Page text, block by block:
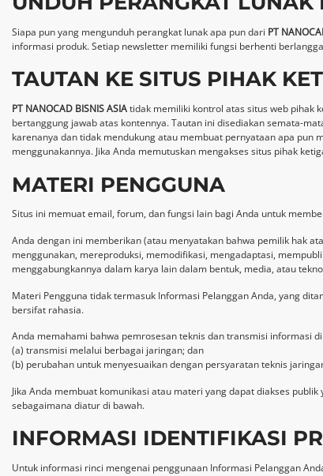
Siapa pun yang mengunduh perangkat lunak apa pun dari PT
informasi produk. Setiap newsletter memiliki fungsi berhenti
TAUTAN KE SITUS PIHAK
PT NANOCAD BISNIS ASIAtidak memiliki kontrol atas situs web pihak
bertanggung jawab atas kontennya. Tautan ini disediakan semata-
karenanya dan tidak mendukung atau membuat pernyataan apa
menggunakannya. Jika Anda memutuskan mengakses situs pihak
MATERI PENGGUNA
Situs ini memuat email, forum, dan fungsi lain bagi Anda untuk
Anda dengan ini memberikan (atau menyatakan bahwa pemilik hak
menggunakan, mereproduksi, memodifikasi, mengadaptasi,
menggabungkannya dalam karya lain dalam bentuk, media, atau
Materi Pengguna tidak termasuk Informasi Pelanggan Anda, yang
bersifat rahasia.
Anda memahami bahwa pemrosesan teknis dan transmisi informasi
(a) transmisi melalui berbagai jaringan; dan
(b) perubahan untuk menyesuaikan dengan persyaratan teknis
Jika Anda membuat komunikasi atau materi yang dapat diakses
sebagaimana diatur di bawah.
INFORMASI IDENTIFIKASI
Untuk informasi rinci mengenai penggunaan Informasi Pelanggan